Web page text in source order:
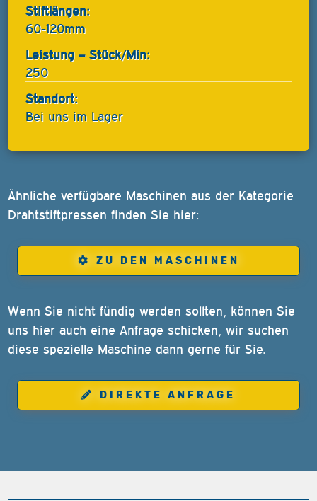
Stiftlängen:
60-120mm
Leistung – Stück/Min:
250
Standort:
Bei uns im Lager
Ähnliche verfügbare Maschinen aus der Kategorie
Drahtstiftpressen finden Sie hier:
ZU DEN MASCHINEN
Wenn Sie nicht fündig werden sollten, können Sie
uns hier auch eine Anfrage schicken, wir suchen
diese spezielle Maschine dann gerne für Sie.
DIREKTE ANFRAGE